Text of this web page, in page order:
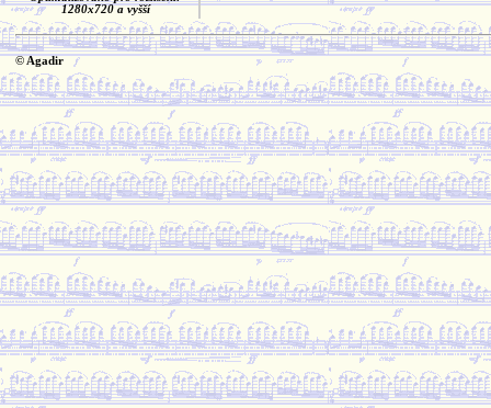
1280x720 a vyšší
© Agadir